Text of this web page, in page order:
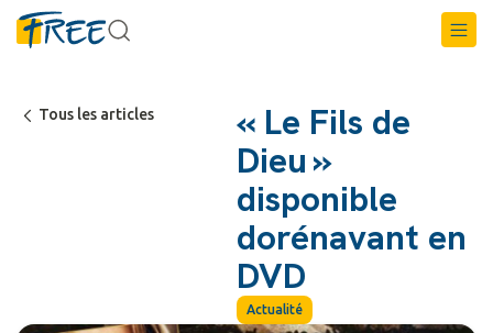
Tous les articles
« Le Fils de
Dieu »
disponible
dorénavant en
DVD
Actualité